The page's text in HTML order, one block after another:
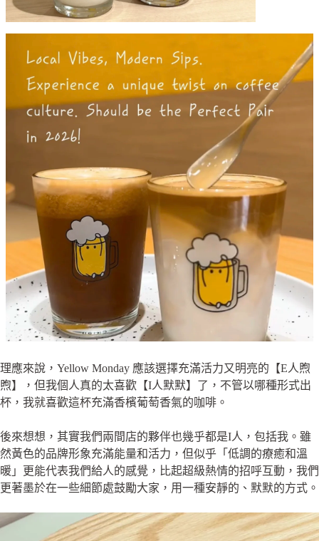
理應來說，Yellow Monday 應該選擇充滿活力又明亮的【E人煦
煦】，但我個人真的太喜歡【I人默默】了，不管以哪種形式出
杯，我就喜歡這杯充滿香檳葡萄香氣的咖啡。
後來想想，其實我們兩間店的夥伴也幾乎都是I人，包括我。雖
然黃色的品牌形象充滿能量和活力，但似乎「低調的療癒和溫
暖」更能代表我們給人的感覺，比起超級熱情的招呼互動，我們
更著墨於在一些細節處鼓勵大家，用一種安靜的、默默的方式。